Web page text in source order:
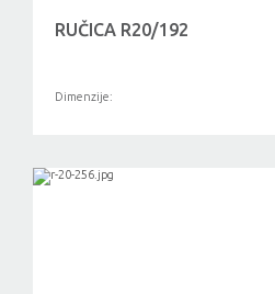
RUČICA R20/192
Dimenzije: